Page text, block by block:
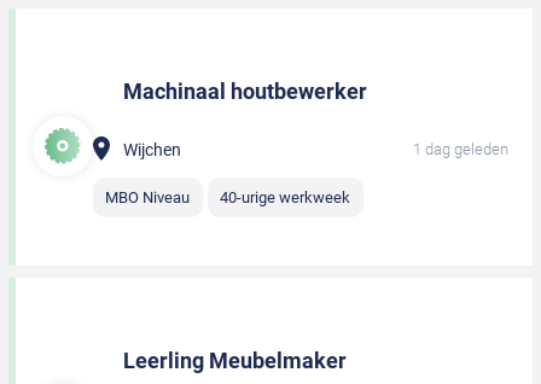
Machinaal houtbewerker
Wijchen 1 dag geleden
MBO Niveau 40-urige werkweek
Leerling Meubelmaker